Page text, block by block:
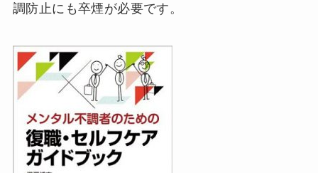
調防止にも卒煙が必要です。